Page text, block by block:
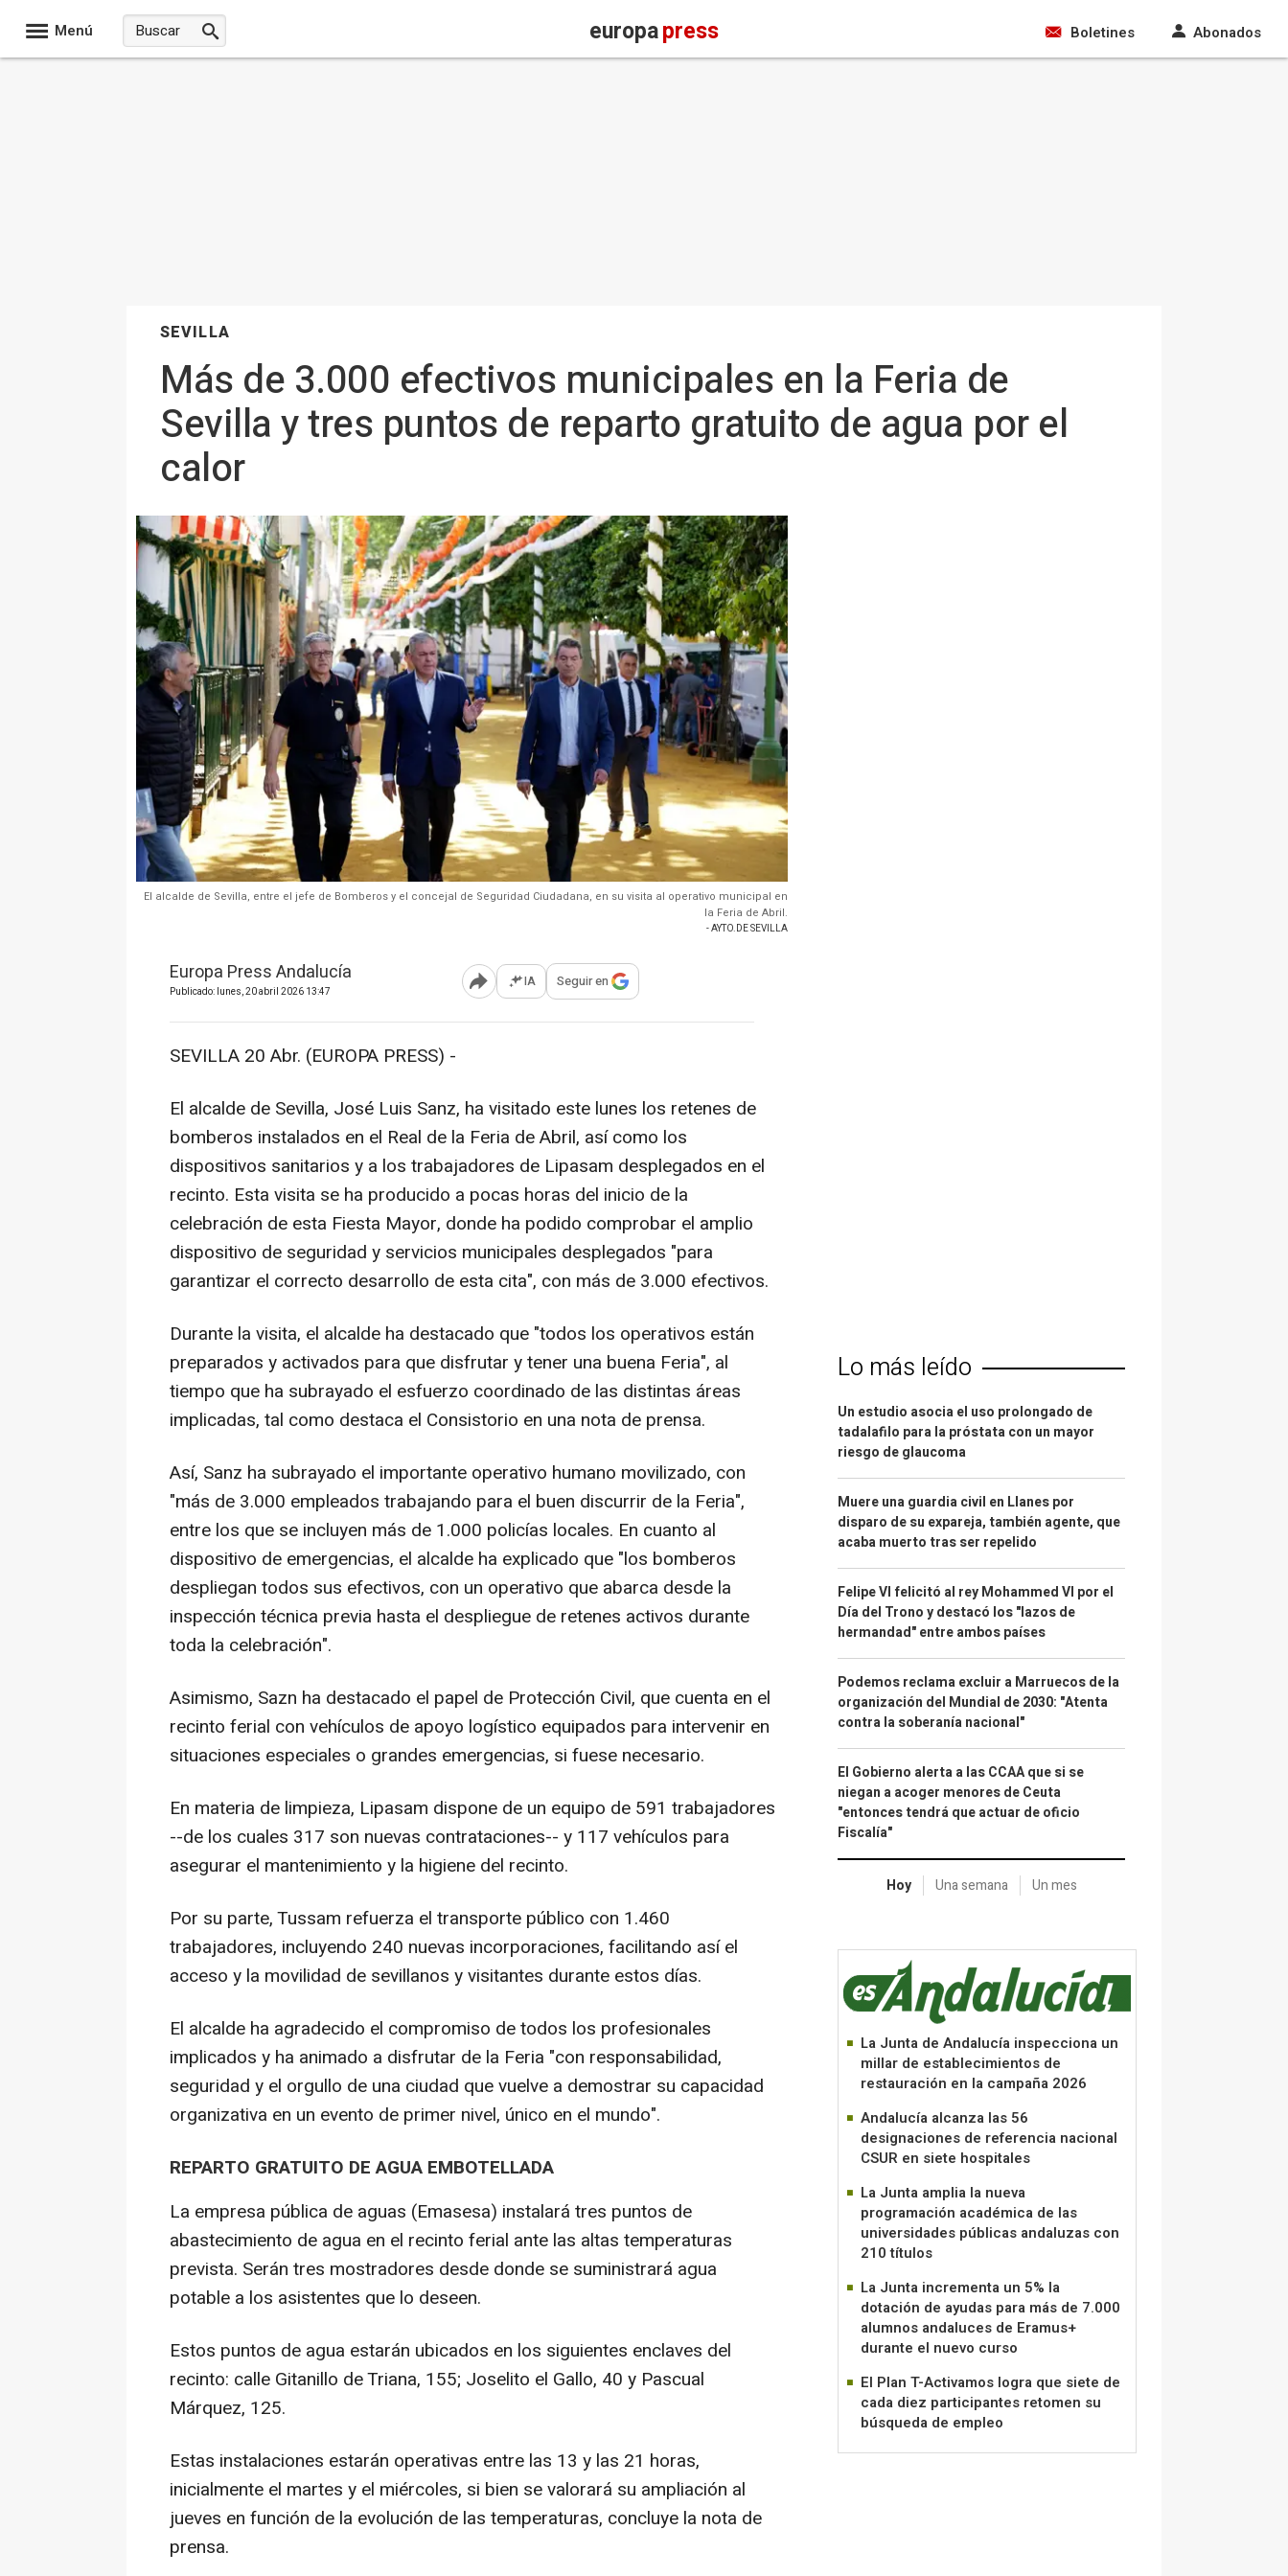
Menú europapress Boletines Abonados
SEVILLA
Más de 3.000 efectivos municipales en la Feria de
Sevilla y tres puntos de reparto gratuito de agua por el
calor
El alcalde de Sevilla, entre el jefe de Bomberos y el concejal de Seguridad Ciudadana, en su visita al operativo municipal en
la Feria de Abril.
- AYTO.DE SEVILLA
Europa Press Andalucía
Publicado: lunes, 20 abril 2026 13:47 Abrir opciones para compartir
IA Seguir en
SEVILLA 20 Abr. (EUROPA PRESS) -
El alcalde de Sevilla, José Luis Sanz, ha visitado este lunes los retenes de
bomberos instalados en el Real de la Feria de Abril, así como los
dispositivos sanitarios y a los trabajadores de Lipasam desplegados en el
recinto. Esta visita se ha producido a pocas horas del inicio de la
celebración de esta Fiesta Mayor, donde ha podido comprobar el amplio
dispositivo de seguridad y servicios municipales desplegados "para
garantizar el correcto desarrollo de esta cita", con más de 3.000 efectivos.
Durante la visita, el alcalde ha destacado que "todos los operativos están
preparados y activados para que disfrutar y tener una buena Feria", al
tiempo que ha subrayado el esfuerzo coordinado de las distintas áreas
implicadas, tal como destaca el Consistorio en una nota de prensa.
Así, Sanz ha subrayado el importante operativo humano movilizado, con
"más de 3.000 empleados trabajando para el buen discurrir de la Feria",
entre los que se incluyen más de 1.000 policías locales. En cuanto al
dispositivo de emergencias, el alcalde ha explicado que "los bomberos
despliegan todos sus efectivos, con un operativo que abarca desde la
inspección técnica previa hasta el despliegue de retenes activos durante
toda la celebración".
Asimismo, Sazn ha destacado el papel de Protección Civil, que cuenta en el
recinto ferial con vehículos de apoyo logístico equipados para intervenir en
situaciones especiales o grandes emergencias, si fuese necesario.
En materia de limpieza, Lipasam dispone de un equipo de 591 trabajadores
--de los cuales 317 son nuevas contrataciones-- y 117 vehículos para
asegurar el mantenimiento y la higiene del recinto.
Por su parte, Tussam refuerza el transporte público con 1.460
trabajadores, incluyendo 240 nuevas incorporaciones, facilitando así el
acceso y la movilidad de sevillanos y visitantes durante estos días.
El alcalde ha agradecido el compromiso de todos los profesionales
implicados y ha animado a disfrutar de la Feria "con responsabilidad,
seguridad y el orgullo de una ciudad que vuelve a demostrar su capacidad
organizativa en un evento de primer nivel, único en el mundo".
REPARTO GRATUITO DE AGUA EMBOTELLADA
La empresa pública de aguas (Emasesa) instalará tres puntos de
abastecimiento de agua en el recinto ferial ante las altas temperaturas
prevista. Serán tres mostradores desde donde se suministrará agua
potable a los asistentes que lo deseen.
Estos puntos de agua estarán ubicados en los siguientes enclaves del
recinto: calle Gitanillo de Triana, 155; Joselito el Gallo, 40 y Pascual
Márquez, 125.
Estas instalaciones estarán operativas entre las 13 y las 21 horas,
inicialmente el martes y el miércoles, si bien se valorará su ampliación al
jueves en función de la evolución de las temperaturas, concluye la nota de
prensa.
Lo más leído
Un estudio asocia el uso prolongado de
tadalafilo para la próstata con un mayor
riesgo de glaucoma
Muere una guardia civil en Llanes por
disparo de su expareja, también agente, que
acaba muerto tras ser repelido
Felipe VI felicitó al rey Mohammed VI por el
Día del Trono y destacó los "lazos de
hermandad" entre ambos países
Podemos reclama excluir a Marruecos de la
organización del Mundial de 2030: "Atenta
contra la soberanía nacional"
El Gobierno alerta a las CCAA que si se
niegan a acoger menores de Ceuta
"entonces tendrá que actuar de oficio
Fiscalía"
Hoy Una semana Un mes
La Junta de Andalucía inspecciona un
millar de establecimientos de
restauración en la campaña 2026
Andalucía alcanza las 56
designaciones de referencia nacional
CSUR en siete hospitales
La Junta amplia la nueva
programación académica de las
universidades públicas andaluzas con
210 títulos
La Junta incrementa un 5% la
dotación de ayudas para más de 7.000
alumnos andaluces de Eramus+
durante el nuevo curso
El Plan T-Activamos logra que siete de
cada diez participantes retomen su
búsqueda de empleo